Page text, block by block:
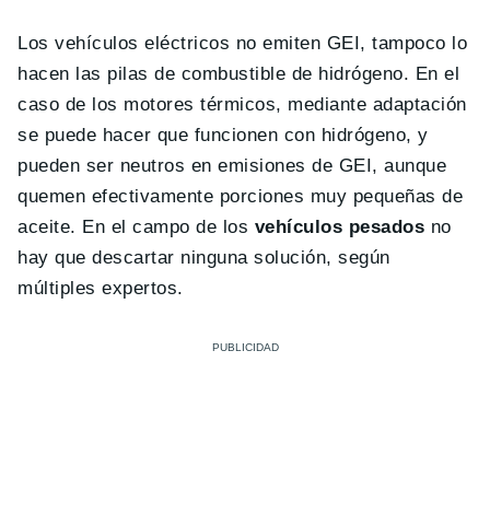
Los vehículos eléctricos no emiten GEI, tampoco lo
hacen las pilas de combustible de hidrógeno. En el
caso de los motores térmicos, mediante adaptación
se puede hacer que funcionen con hidrógeno, y
pueden ser neutros en emisiones de GEI, aunque
quemen efectivamente porciones muy pequeñas de
aceite. En el campo de los vehículos pesados no
hay que descartar ninguna solución, según
múltiples expertos.